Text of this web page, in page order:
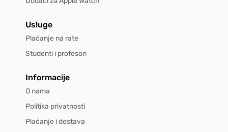
Usluge
Plaćanje na rate
Studenti i profesori
Informacije
O nama
Politika privatnosti
Plaćanje i dostava